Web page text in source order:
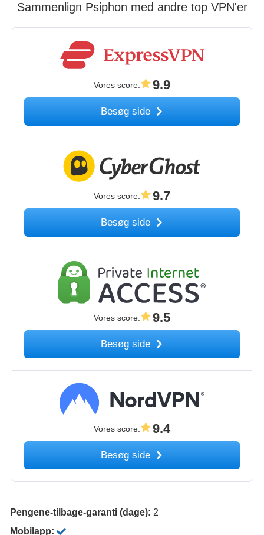
Sammenlign Psiphon med andre top VPN'er
Vores score: 9.9
Besøg side
Vores score: 9.7
Besøg side
Vores score: 9.5
Besøg side
Vores score: 9.4
Besøg side
Pengene-tilbage-garanti (dage): 2
Mobilapp: